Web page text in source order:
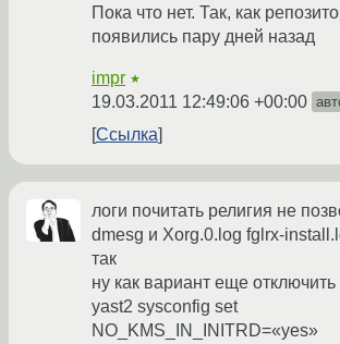
Пока что нет. Так, как
появились пару дней назад
impr ★
19.03.2011 12:49:06 +00:00
Ссылка
логи почитать религия не
dmesg и Xorg.0.log fglrx-
так
ну как вариант еще
yast2 sysconfig set
NO_KMS_IN_INITRD=«yes»